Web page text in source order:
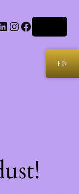
Instagram
Facebook
EN